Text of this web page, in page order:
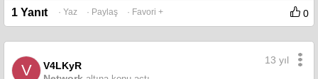
1 Yanıt · Yaz · Paylaş · Favori + 0
V
V4LKyR
13 yıl